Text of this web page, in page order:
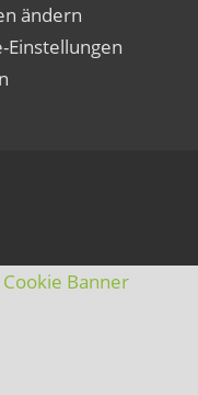
ändern
Banner